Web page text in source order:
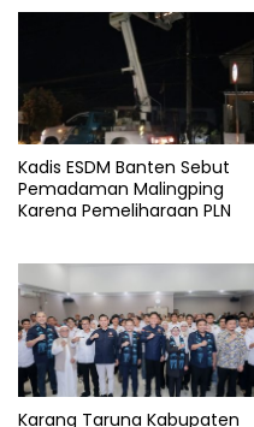
Kadis ESDM Banten Sebut
Pemadaman Malingping
Karena Pemeliharaan PLN
Karang Taruna Kabupaten